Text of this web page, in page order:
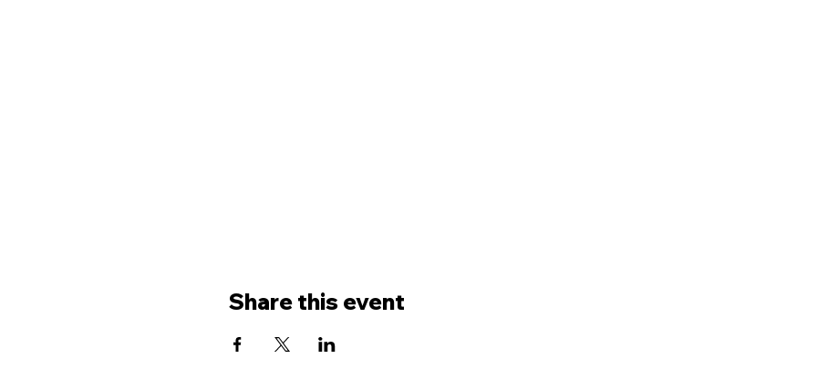
Share this event